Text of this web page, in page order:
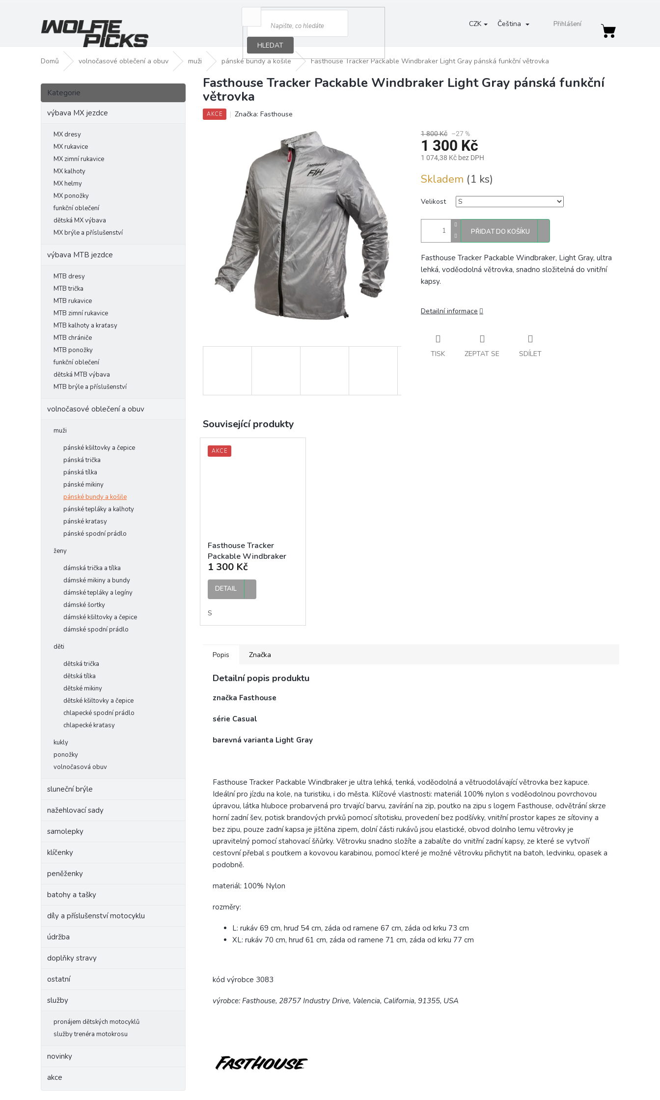
CZK Čeština Přihlášení
HLEDAT
Nákupní
Domů volnočasové oblečení a obuv muži pánské bundy a košile Fasthouse Tracker Packable Windbraker Light Gray pánská funkční větrovka
P
s
Přeskočit
kategorie
Kategorie
výbava MX jezdce
MX dresy
MX rukavice
MX zimní rukavice
MX kalhoty
MX helmy
MX ponožky
funkční oblečení
dětská MX výbava
MX brýle a příslušenství
výbava MTB jezdce
MTB dresy
MTB trička
MTB rukavice
MTB zimní rukavice
MTB kalhoty a kraťasy
MTB chrániče
MTB ponožky
funkční oblečení
dětská MTB výbava
MTB brýle a příslušenství
volnočasové oblečení a obuv
muži
pánské kšiltovky a čepice
pánská trička
pánská tílka
pánské mikiny
pánské bundy a košile
pánské tepláky a kalhoty
pánské kraťasy
pánské spodní prádlo
ženy
dámská trička a tílka
dámské mikiny a bundy
dámské tepláky a legíny
dámské šortky
dámské kšiltovky a čepice
dámské spodní prádlo
děti
dětská trička
dětská tílka
dětské mikiny
dětské kšiltovky a čepice
chlapecké spodní prádlo
chlapecké kraťasy
kukly
ponožky
volnočasová obuv
sluneční brýle
nažehlovací sady
samolepky
klíčenky
peněženky
batohy a tašky
díly a příslušenství motocyklu
údržba
doplňky stravy
ostatní
služby
pronájem dětských motocyklů
služby trenéra motokrosu
novinky
akce
Fasthouse Tracker Packable Windbraker Light Gray pánská funkční
větrovka
AKCE Značka: Fasthouse
1 800 Kč –27 %
1 300 Kč
1 074,38 Kč bez DPH
cena:
Skladem (1 ks)
Velikost
PŘIDAT DO KOŠÍKU
Fasthouse Tracker Packable Windbraker, Light Gray, ultra
lehká, voděodolná větrovka, snadno složitelná do vnitřní
kapsy.
Detailní informace
TISK ZEPTAT SE SDÍLET
Související produkty
AKCE
Fasthouse Tracker
Packable Windbraker
Black pánská funkční
větrovka
1 300 Kč
DETAIL
S
Popis Značka
Detailní popis produktu
značka Fasthouse
série Casual
barevná varianta Light Gray
Fasthouse Tracker Packable Windbraker je ultra lehká, tenká, voděodolná a větruodolávající větrovka bez kapuce.
Ideální pro jízdu na kole, na turistiku, i do města. Klíčové vlastnosti: materiál 100% nylon s voděodolnou povrchovou
úpravou, látka hluboce probarvená pro trvající barvu, zavírání na zip, poutko na zipu s logem Fasthouse, odvětrání skrze
horní zadní šev, potisk brandových prvků pomocí sítotisku, provedení bez podšívky, vnitřní prostor kapes ze síťoviny a
bez zipu, pouze zadní kapsa je jištěna zipem, dolní části rukávů jsou elastické, obvod dolního lemu větrovky je
upravitelný pomocí stahovací šňůrky. Větrovku snadno složíte a zabalíte do vnitřní zadní kapsy, ze které se vytvoří
cestovní přebal s poutkem a kovovou karabinou, pomocí které je možné větrovku přichytit na batoh, ledvinku, opasek a
podobně.
materiál: 100% Nylon
rozměry:
L: rukáv 69 cm, hruď 54 cm, záda od ramene 67 cm, záda od krku 73 cm
XL: rukáv 70 cm, hruď 61 cm, záda od ramene 71 cm, záda od krku 77 cm
kód výrobce 3083
výrobce: Fasthouse, 28757 Industry Drive, Valencia, California, 91355, USA